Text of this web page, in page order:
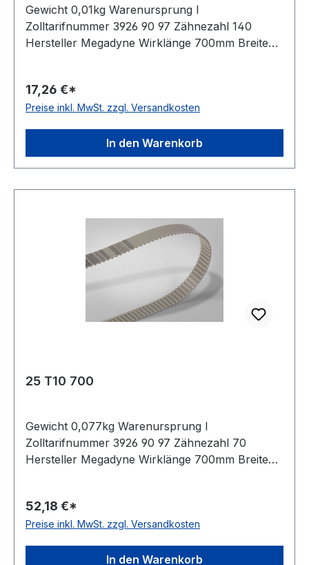
Gewicht 0,01kg Warenursprung I
Zolltarifnummer 3926 90 97 Zähnezahl 140
Hersteller Megadyne Wirklänge 700mm Breite
Norm DIN 7721 antistatisch nein
17,26 €*
Preise inkl. MwSt. zzgl. Versandkosten
In den Warenkorb
25 T10 700
Gewicht 0,077kg Warenursprung I
Zolltarifnummer 3926 90 97 Zähnezahl 70
Hersteller Megadyne Wirklänge 700mm Breite
Norm DIN 7721 antistatisch nein
52,18 €*
Preise inkl. MwSt. zzgl. Versandkosten
In den Warenkorb